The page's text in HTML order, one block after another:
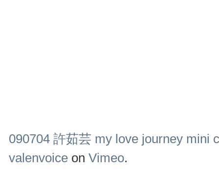
090704 許茹芸 my love journey mini
valenvoice on Vimeo.